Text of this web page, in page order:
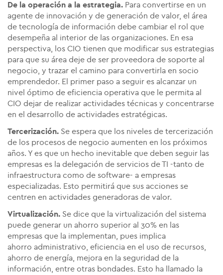
De la operación a la estrategia. Para convertirse en un
agente de innovación y de generación de valor, el área
de tecnología de información debe cambiar el rol que
desempeña al interior de las organizaciones. En esa
perspectiva, los CIO tienen que modificar sus estrategias
para que su área deje de ser proveedora de soporte al
negocio, y trazar el camino para convertirla en socio
emprendedor. El primer paso a seguir es alcanzar un
nivel óptimo de eficiencia operativa que le permita al
CIO dejar de realizar actividades técnicas y concentrarse
en el desarrollo de actividades estratégicas.
Tercerización. Se espera que los niveles de tercerización
de los procesos de negocio aumenten en los próximos
años. Y es que un hecho inevitable que deben seguir las
empresas es la delegación de servicios de TI -tanto de
infraestructura como de software- a empresas
especializadas. Esto permitirá que sus acciones se
centren en actividades generadoras de valor.
Virtualización. Se dice que la virtualización del sistema
puede generar un ahorro superior al 30% en las
empresas que la implementan, pues implica
ahorro administrativo, eficiencia en el uso de recursos,
ahorro de energía, mejora en la seguridad de la
información, entre otras bondades. Esto ha llamado la